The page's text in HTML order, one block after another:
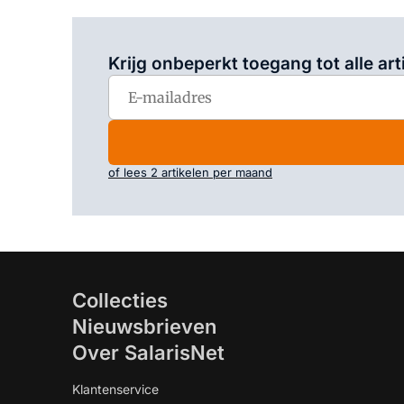
Krijg onbeperkt toegang tot alle
of lees 2 artikelen per maand
Collecties
Nieuwsbrieven
Over SalarisNet
Klantenservice